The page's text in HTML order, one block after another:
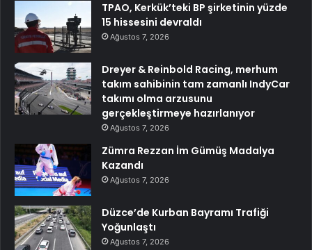
TPAO, Kerkük’teki BP şirketinin yüzde
15 hissesini devraldı
Ağustos 7, 2026
Dreyer & Reinbold Racing, merhum
takım sahibinin tam zamanlı IndyCar
takımı olma arzusunu
gerçekleştirmeye hazırlanıyor
Ağustos 7, 2026
Zümra Rezzan İm Gümüş Madalya
Kazandı
Ağustos 7, 2026
Düzce’de Kurban Bayramı Trafiği
Yoğunlaştı
Ağustos 7, 2026